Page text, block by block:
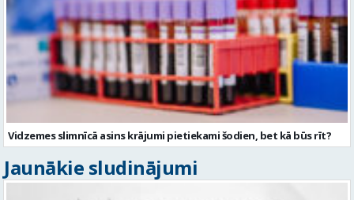
Vidzemes slimnīcā asins krājumi pietiekami šodien, bet kā būs rīt?
Jaunākie sludinājumi